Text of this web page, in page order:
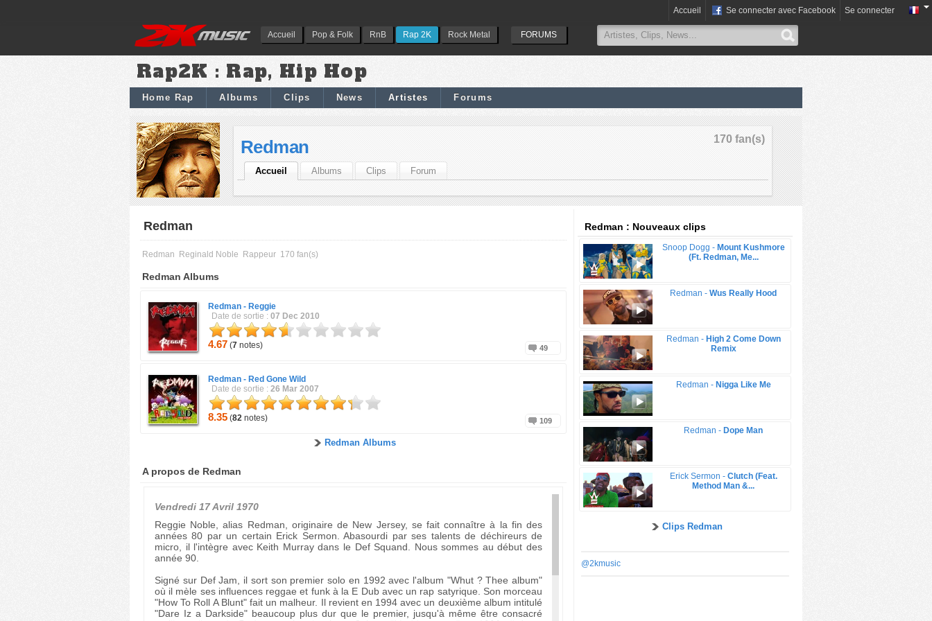
Accueil Pop & Folk RnB Rap 2K Rock Metal FORUMS
Accueil Se connecter avec Facebook Se connecter
Rap2K : Rap, Hip Hop
Home Rap Albums Clips News Artistes Forums
170 fan(s)
Redman
Accueil Albums Clips Forum
Redman
Redman Reginald Noble Rappeur 170 fan(s)
Redman Albums
Redman - Reggie
Date de sortie : 07 Dec 2010
4.67 (7 notes) 49
Redman - Red Gone Wild
Date de sortie : 26 Mar 2007
8.35 (82 notes) 109
Redman Albums
A propos de Redman
Vendredi 17 Avril 1970
Reggie Noble, alias Redman, originaire de New Jersey, se fait connaître à la fin des
années 80 par un certain Erick Sermon. Abasourdi par ses talents de déchireurs de
micro, il l'intègre avec Keith Murray dans le Def Squand. Nous sommes au début des
année 90.
Signé sur Def Jam, il sort son premier solo en 1992 avec l'album "Whut ? Thee album"
où il mèle ses influences reggae et funk à la E Dub avec un rap satyrique. Son morceau
"How To Roll A Blunt" fait un malheur. Il revient en 1994 avec un deuxième album intitulé
"Dare Iz a Darkside" beaucoup plus dur que le premier, jusqu'à même être consacré
Redman : Nouveaux clips
Snoop Dogg - Mount Kushmore
(Ft. Redman, Me...
Redman - Wus Really Hood
Redman - High 2 Come Down
Remix
Redman - Nigga Like Me
Redman - Dope Man
Erick Sermon - Clutch (Feat.
Method Man &...
Clips Redman
@2kmusic